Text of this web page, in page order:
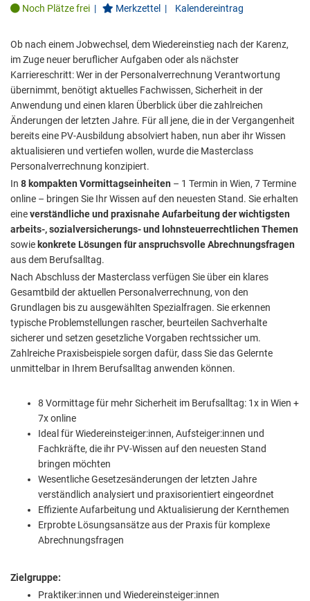
Noch Plätze frei | Merkzettel | Kalendereintrag
Ob nach einem Jobwechsel, dem Wiedereinstieg nach der Karenz,
im Zuge neuer beruflicher Aufgaben oder als nächster
Karriereschritt: Wer in der Personalverrechnung Verantwortung
übernimmt, benötigt aktuelles Fachwissen, Sicherheit in der
Anwendung und einen klaren Überblick über die zahlreichen
Änderungen der letzten Jahre. Für all jene, die in der Vergangenheit
bereits eine PV-Ausbildung absolviert haben, nun aber ihr Wissen
aktualisieren und vertiefen wollen, wurde die Masterclass
Personalverrechnung konzipiert.
In 8 kompakten Vormittagseinheiten – 1 Termin in Wien, 7 Termine
online – bringen Sie Ihr Wissen auf den neuesten Stand. Sie erhalten
eineverständliche und praxisnahe Aufarbeitung der wichtigsten
arbeits-, sozialversicherungs- und lohnsteuerrechtlichen Themen
sowie konkrete Lösungen für anspruchsvolle Abrechnungsfragen
aus dem Berufsalltag.
Nach Abschluss der Masterclass verfügen Sie über ein klares
Gesamtbild der aktuellen Personalverrechnung, von den
Grundlagen bis zu ausgewählten Spezialfragen. Sie erkennen
typische Problemstellungen rascher, beurteilen Sachverhalte
sicherer und setzen gesetzliche Vorgaben rechtssicher um.
Zahlreiche Praxisbeispiele sorgen dafür, dass Sie das Gelernte
unmittelbar in Ihrem Berufsalltag anwenden können.
8 Vormittage für mehr Sicherheit im Berufsalltag: 1x in Wien +
7x online
Ideal für Wiedereinsteiger:innen, Aufsteiger:innen und
Fachkräfte, die ihr PV-Wissen auf den neuesten Stand
bringen möchten
Wesentliche Gesetzesänderungen der letzten Jahre
verständlich analysiert und praxisorientiert eingeordnet
Effiziente Aufarbeitung und Aktualisierung der Kernthemen
Erprobte Lösungsansätze aus der Praxis für komplexe
Abrechnungsfragen
Zielgruppe:
Praktiker:innen und Wiedereinsteiger:innen